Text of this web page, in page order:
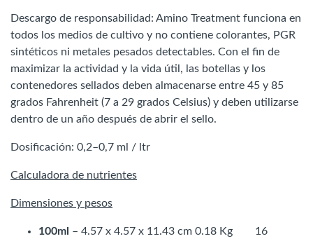
Descargo de responsabilidad: Amino Treatment funciona en
todos los medios de cultivo y no contiene colorantes, PGR
sintéticos ni metales pesados detectables. Con el fin de
maximizar la actividad y la vida útil, las botellas y los
contenedores sellados deben almacenarse entre 45 y 85
grados Fahrenheit (7 a 29 grados Celsius) y deben utilizarse
dentro de un año después de abrir el sello.
Dosificación: 0,2–0,7 ml / ltr
Calculadora de nutrientes
Dimensiones y pesos
100ml – 4.57 x 4.57 x 11.43 cm 0.18 Kg 16